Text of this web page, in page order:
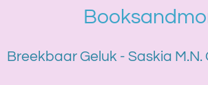
de
Breekbaar Geluk - Saskia M.N.